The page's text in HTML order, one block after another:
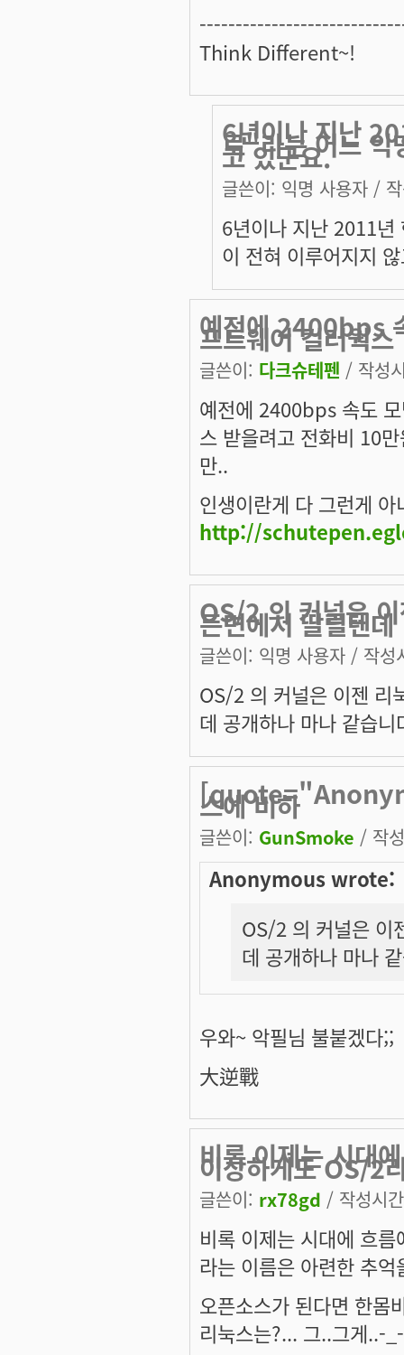
Think Different~!
6년이나 지난
로"라는 어느 익
고 있군요.
글쓴이: 익명 사용자 /
6년이나 지난 2011
이 전혀 이루어지지
예전에 2400bps
프트웨어 컬러웍스
글쓴이: 다크슈테펜 / 작성
예전에 2400bps 속도
스 받을려고 전화비 10
만..
인생이란게 다 그런게
http://
OS/2 의 커널은
든면에서 딸릴텐데
글쓴이: 익명 사용자 / 작성
OS/2 의 커널은 이젠 리
데 공개하나 마나 같습니
스에 비하
글쓴이: GunSmoke / 작
Anonymous wrote:
OS/2 의 커널은 이
데 공개하나 마나
우와~ 악필님 불붙겠다;;
大逆戰
비록 이제는 시대
이상하게도 OS/2
글쓴이: rx78gd / 작성시
비록 이제는 시대에 흐
라는 이름은 아련한 추
오픈소스가 된다면 한몸
리눅스는?... 그..그게..-